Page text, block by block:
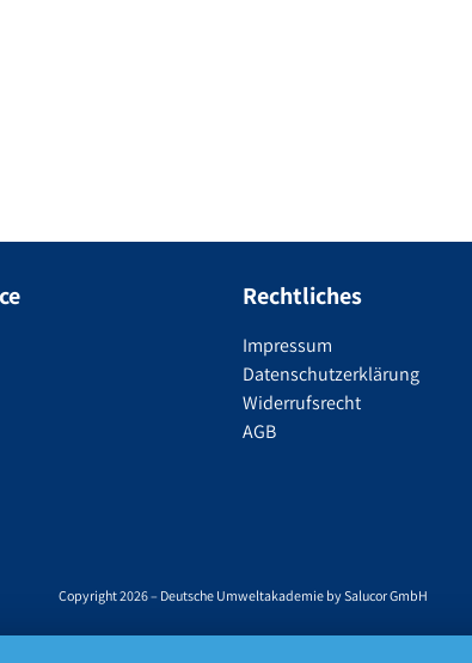
Rechtliches
Impressum
Datenschutzerklärung
Widerrufsrecht
AGB
Copyright 2026 – Deutsche Umweltakademie by Salucor GmbH